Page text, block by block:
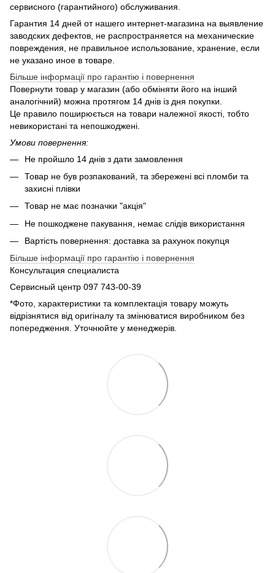
сервисного (гарантийного) обслуживания.
Гарантия 14 дней от нашего интернет-магазина на выявление
заводских дефектов, не распространяется на механические
повреждения, не правильное использование, хранение, если
не указано иное в товаре.
Більше інформації про гарантію і повернення
Повернути товар у магазин (або обміняти його на інший
аналогічний) можна протягом 14 днів із дня покупки.
Це правило поширюється на товари належної якості, тобто
невикористані та непошкоджені.
Умови повернення:
Не пройшло 14 днів з дати замовлення
Товар не був розпакований, та збережені всі пломби та
захисні плівки
Товар не має позначки "акція"
Не пошкоджене пакування, немає слідів використання
Вартість повернення: доставка за рахунок покупця
Більше інформації про гарантію і повернення
Консультация специалиста
Сервисный центр 097 743-00-39
*Фото, характеристики та комплектація товару можуть
відрізнятися від оригіналу та змінюватися виробником без
попередження. Уточнюйте у менеджерів.